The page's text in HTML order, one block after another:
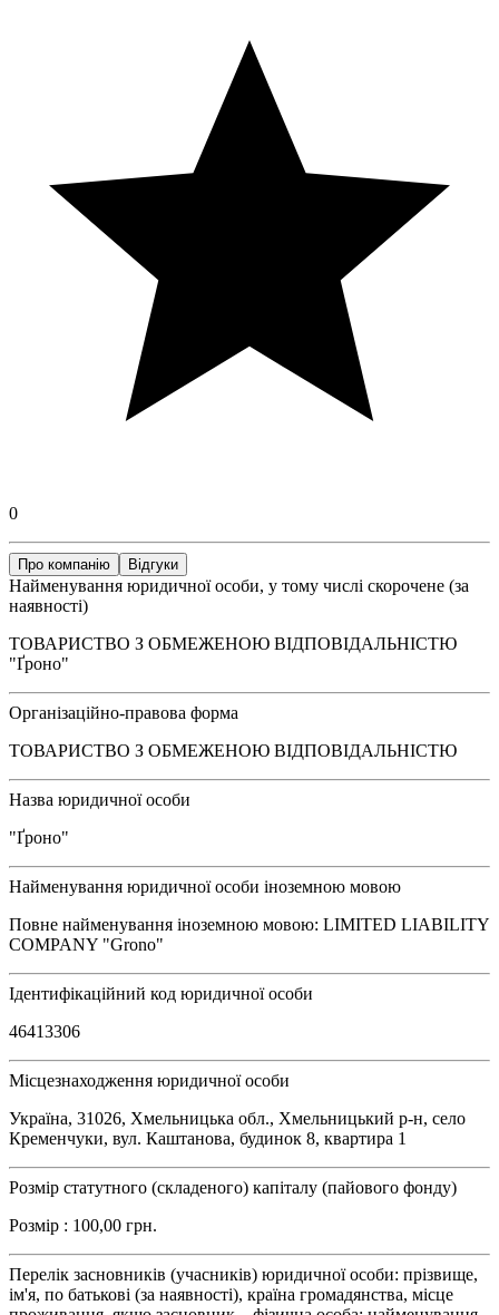
0
Про компанію Відгуки
Найменування юридичної особи, у тому числі скорочене (за
наявності)
ТОВАРИСТВО З ОБМЕЖЕНОЮ ВІДПОВІДАЛЬНІСТЮ
"Ґроно"
Організаційно-правова форма
ТОВАРИСТВО З ОБМЕЖЕНОЮ ВІДПОВІДАЛЬНІСТЮ
Назва юридичної особи
"Ґроно"
Найменування юридичної особи іноземною мовою
Повне найменування іноземною мовою: LIMITED LIABILITY
COMPANY "Grono"
Ідентифікаційний код юридичної особи
46413306
Місцезнаходження юридичної особи
Україна, 31026, Хмельницька обл., Хмельницький р-н, село
Кременчуки, вул. Каштанова, будинок 8, квартира 1
Розмір статутного (складеного) капіталу (пайового фонду)
Розмір : 100,00 грн.
Перелік засновників (учасників) юридичної особи: прізвище,
ім'я, по батькові (за наявності), країна громадянства, місце